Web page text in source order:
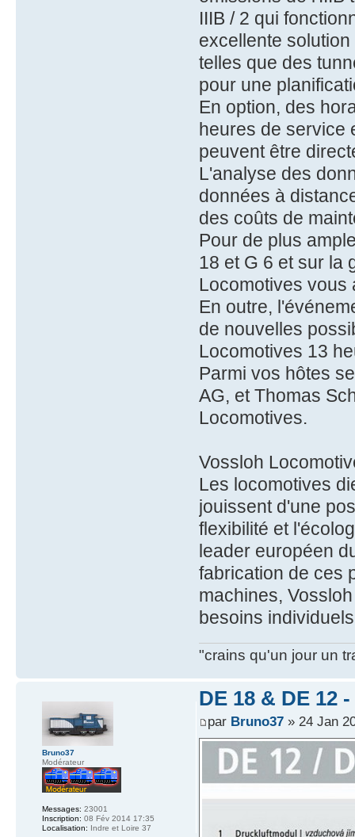
IIIB / 2 qui
excellente
telles que des
pour une
En option, des
heures de service
peuvent être
L'analyse des
données à
des coûts de
Pour de plus
18 et G 6 et sur la
Locomotives vous
En outre,
de nouvelles
Locomotives 13
Parmi vos hôtes
AG, et Thomas
Locomotives.
Vossloh
Les locomotives
jouissent d'une
flexibilité et
leader européen
fabrication de ces
machines,
besoins
"crains qu'un jour un
DE 18 & DE 12
par Bruno37» 24 Jan
Bruno37
Modérateur
Messages: 23001
Inscription: 08 Fév 2014 17:35
Localisation: Indre et Loire 37